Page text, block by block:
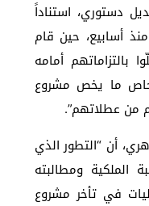
دستوري، استناداً
أسابيع، حين قام
بالتزاماتهم أمامه
ما يخص مشروع
من عطلاتهم”.
أن “التطور الذي
الملكية ومطالبته
في تأخر مشروع